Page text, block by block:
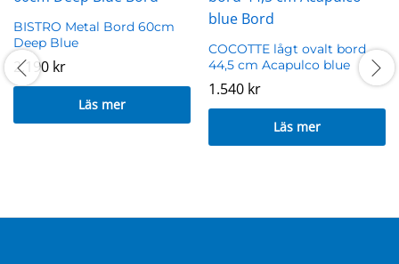
BISTRO Metal Bord 60cm
Deep Blue
2.190 kr
Läs mer
COCOTTE lågt ovalt bord
44,5 cm Acapulco blue
1.540 kr
Läs mer